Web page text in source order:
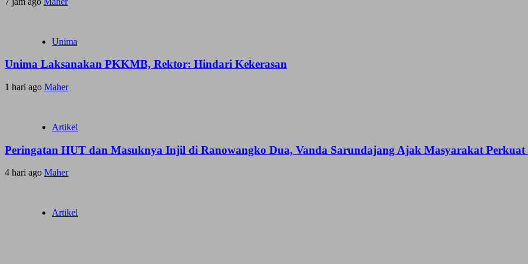
Unima
Unima Laksanakan PKKMB, Rektor: Hindari Kekerasan
1 hari ago Maher
Artikel
Peringatan HUT dan Masuknya Injil di Ranowangko Dua, Vanda Sarundajang Ajak Masyarakat
4 hari ago Maher
Artikel